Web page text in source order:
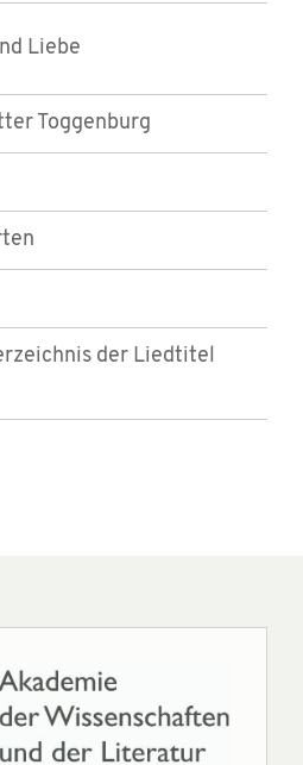
Liebe
Toggenburg
der Liedtitel